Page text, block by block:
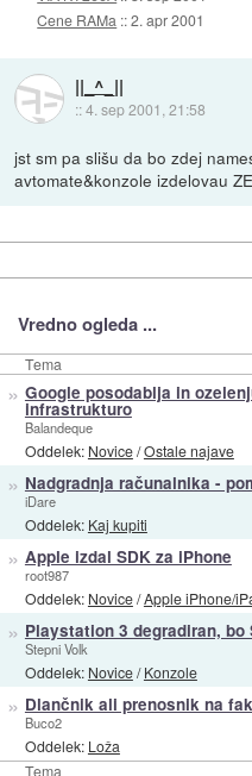
Cene RAMa ::2. apr 2001
||_^_||
::4. sep 2001, 21:58
jst sm pa slišu da bo zdej
avtomate&konzole izdelovau
Vredno ogleda ...
Tema
Tema
» Google posodablja in
infrastrukturo
Balandeque
Oddelek: Novice/Ostale najave
» Nadgradnja računalnika -
iDare
Oddelek: Kaj kupiti
» Apple izdal SDK za iPhone
root987
Oddelek: Novice/Apple iPhone/
» Playstation 3 degradiran,
Stepni Volk
Oddelek: Novice/Konzole
» Dlančnik ali prenosnik na
Buco2
Oddelek: Loža